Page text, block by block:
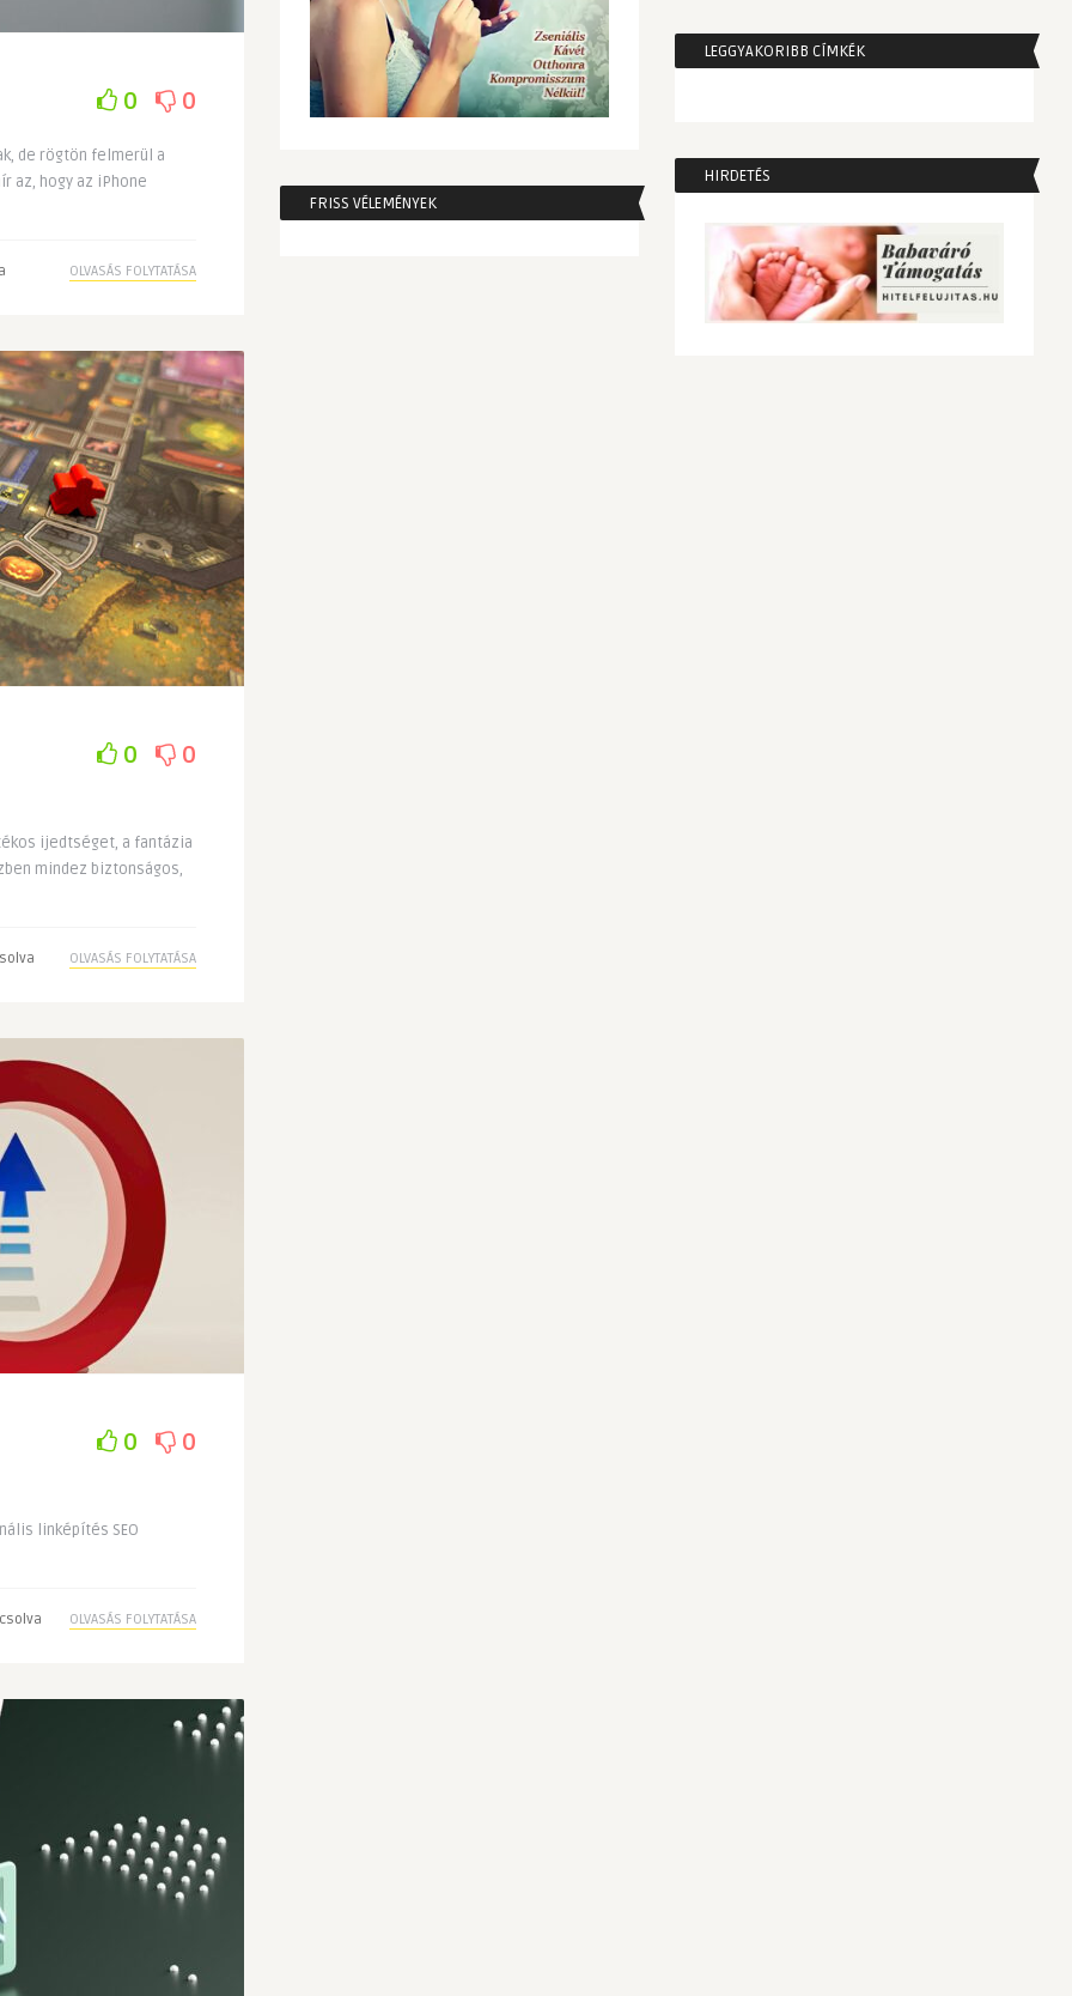
0 0
de rögtön felmerül a
az, hogy az iPhone
OLVASÁS FOLYTATÁSA
0 0
ijedtséget, a fantázia
mindez biztonságos,
OLVASÁS FOLYTATÁSA
0 0
linképítés SEO
OLVASÁS FOLYTATÁSA
FRISS VÉLEMÉNYEK
LEGGYAKORIBB CÍMKÉK
HIRDETÉS